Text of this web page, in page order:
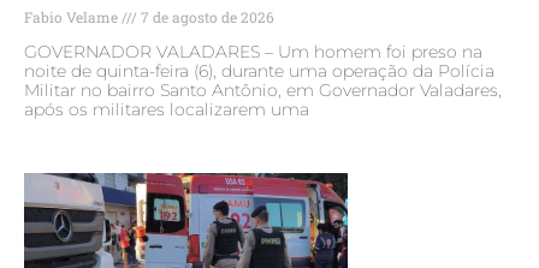
Fabio Velame 7 de agosto de 2026
GOVERNADOR VALADARES – Um homem foi preso na
noite de quinta-feira (6), durante uma operação da Polícia
Militar no bairro Santo Antônio, em Governador Valadares,
após os militares localizarem uma